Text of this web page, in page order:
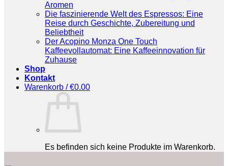
Aromen
Die faszinierende Welt des Espressos: Eine
Reise durch Geschichte, Zubereitung und
Beliebtheit
Der Acopino Monza One Touch
Kaffeevollautomat: Eine Kaffeeinnovation für
Zuhause
Shop
Kontakt
Warenkorb /€0.00
Es befinden sich keine Produkte im Warenkorb.